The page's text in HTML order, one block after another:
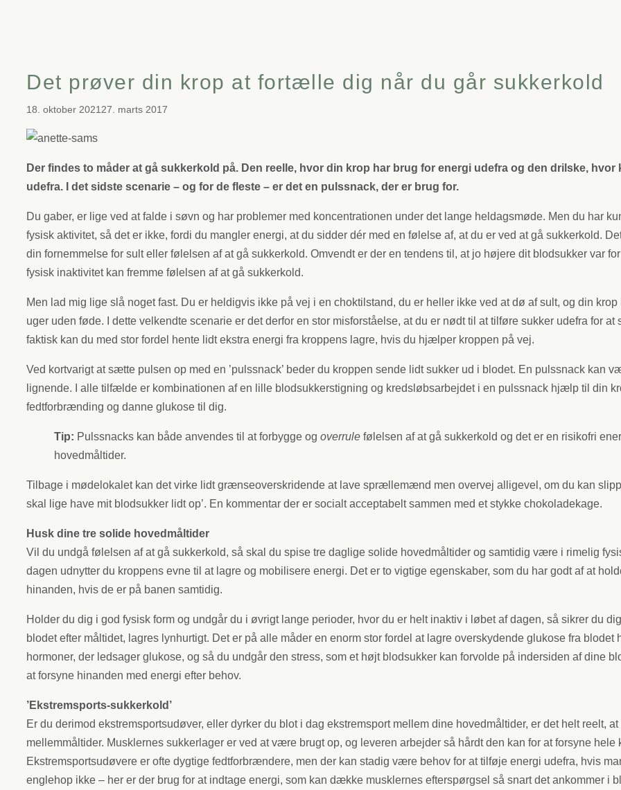
Det prøver din krop at fortælle dig når du går sukkerkold
18. oktober 2021 27. marts 2017
Der findes to måder at gå sukkerkold på. Den reelle, hvor din krop har brug for energi udefra og den drilske,
udefra. I det sidste scenarie – og for de fleste – er det en pulssnack, der er brug for.
Du gaber, er lige ved at falde i søvn og har problemer med koncentrationen under det lange heldagsmøde. Men du har
fysisk aktivitet, så det er ikke, fordi du mangler energi, at du sidder dér med en følelse af, at du er ved at gå sukkerkold.
din fornemmelse for sult eller følelsen af at gå sukkerkold. Omvendt er der en tendens til, at jo højere dit blodsukker var
fysisk inaktivitet kan fremme følelsen af at gå sukkerkold.
Men lad mig lige slå noget fast. Du er heldigvis ikke på vej i en choktilstand, du er heller ikke ved at dø af sult, og din
uger uden føde. I dette velkendte scenarie er det derfor en stor misforståelse, at du er nødt til at tilføre sukker udefra for
faktisk kan du med stor fordel hente lidt ekstra energi fra kroppens lagre, hvis du hjælper kroppen på vej.
Ved kortvarigt at sætte pulsen op med en ’pulssnack’ beder du kroppen sende lidt sukker ud i blodet. En pulssnack
lignende. I alle tilfælde er kombinationen af en lille blodsukkerstigning og kredsløbsarbejdet i en pulssnack hjælp til din
fedtforbrænding og danne glukose til dig.
Tip: Pulssnacks kan både anvendes til at forbygge og overrule følelsen af at gå sukkerkold og det er en risikofri
hovedmåltider.
Tilbage i mødelokalet kan det virke lidt grænseoverskridende at lave sprællemænd men overvej alligevel, om du kan
skal lige have mit blodsukker lidt op’. En kommentar der er socialt acceptabelt sammen med et stykke chokoladekage.
Husk dine tre solide hovedmåltider
Vil du undgå følelsen af at gå sukkerkold, så skal du spise tre daglige solide hovedmåltider og samtidig være i rimelig
dagen udnytter du kroppens evne til at lagre og mobilisere energi. Det er to vigtige egenskaber, som du har godt af at
hinanden, hvis de er på banen samtidig.
Holder du dig i god fysisk form og undgår du i øvrigt lange perioder, hvor du er helt inaktiv i løbet af dagen, så sikrer du
blodet efter måltidet, lagres lynhurtigt. Det er på alle måder en enorm stor fordel at lagre overskydende glukose fra blodet
hormoner, der ledsager glukose, og så du undgår den stress, som et højt blodsukker kan forvolde på indersiden af dine
at forsyne hinanden med energi efter behov.
’Ekstremsports-sukkerkold’
Er du derimod ekstremsportsudøver, eller dyrker du blot i dag ekstremsport mellem dine hovedmåltider, er det helt reelt,
mellemmåltider. Musklernes sukkerlager er ved at være brugt op, og leveren arbejder så hårdt den kan for at forsyne
Ekstremsportsudøvere er ofte dygtige fedtforbrændere, men der kan stadig være behov for at tilføje energi udefra, hvis
englehop ikke – her er der brug for at indtage energi, som kan dække musklernes efterspørgsel så snart det ankommer i